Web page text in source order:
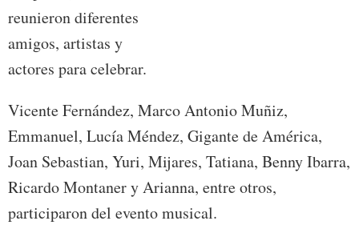
reunieron diferentes
amigos, artistas y
actores para celebrar.
Vicente Fernández, Marco Antonio Muñiz,
Emmanuel, Lucía Méndez, Gigante de América,
Joan Sebastian, Yuri, Mijares, Tatiana, Benny Ibarra,
Ricardo Montaner y Arianna, entre otros,
participaron del evento musical.